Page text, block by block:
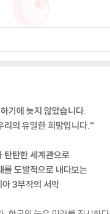
기에 늦지 않았습니다.
리의 유일한 희망입니다.”
탄탄한 세계관으로
를 도발적으로 내다보는
3부작의 서막